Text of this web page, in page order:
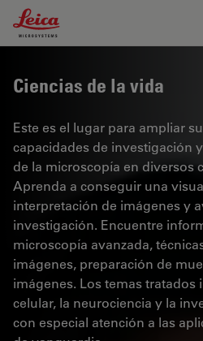
Leica Microsystems Logo
Ciencias de la vida
Este es el lugar para ampliar
capacidades de investigación
de la microscopía en diversos
Aprenda a conseguir una
interpretación de imágenes y
investigación. Encuentre
microscopía avanzada,
imágenes, preparación de
imágenes. Los temas tratados
celular, la neurociencia y la
con especial atención a las